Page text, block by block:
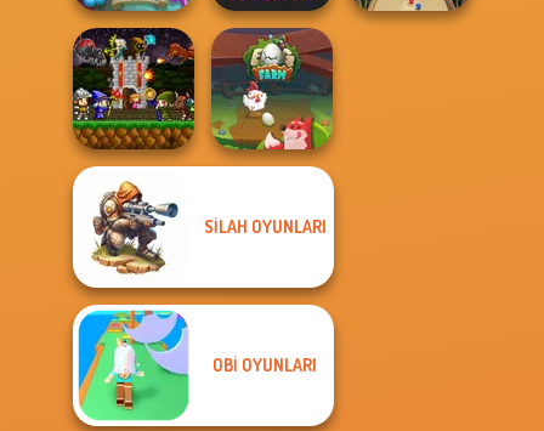
Garden Bloom Cat Sorter Puzzle
Mini Guardians
Castle Defense
SILAH OYUNLARI
OBI OYUNLARI